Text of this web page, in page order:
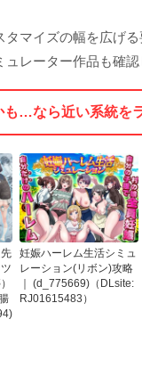
タマイズの幅を広げ
レーター作品も確認
…なら近い系統を
妊娠ハーレム生活シミュ
レーション(リボン)攻略
｜ (d_775669)（DLsite:
RJ01615483）